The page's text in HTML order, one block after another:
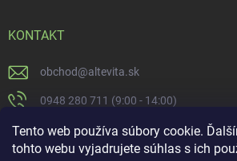
Tento web používa súbory cookie.
tohto webu vyjadrujete súhlas s ich
KONTAKT
obchod@altevita.sk
0948 280 711 (9:00 - 14:00)
Altevita.sk